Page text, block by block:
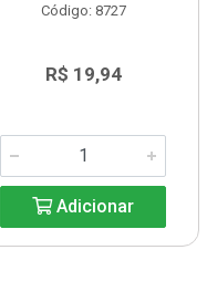
Código: 8727
R$ 19,94
Adicionar